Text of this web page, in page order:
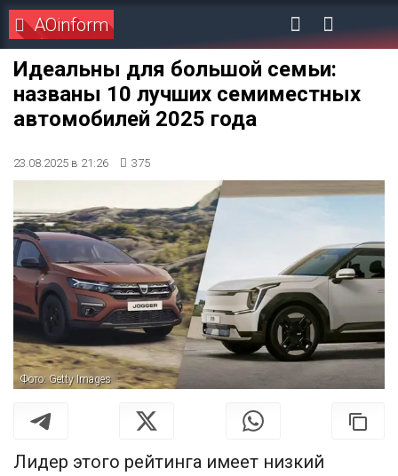
AOinform
Идеальны для большой семьи:
названы 10 лучших семиместных
автомобилей 2025 года
23.08.2025 в 21:26 375
Фото: Getty Images
Лидер этого рейтинга имеет низкий